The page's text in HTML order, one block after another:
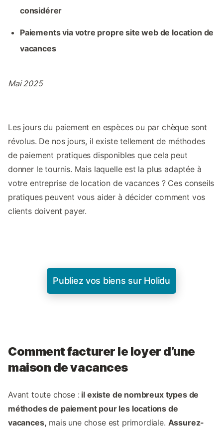
considérer
Paiements via votre propre site web de location de
vacances
Mai 2025
Les jours du paiement en espèces ou par chèque sont
révolus. De nos jours, il existe tellement de méthodes
de paiement pratiques disponibles que cela peut
donner le tournis. Mais laquelle est la plus adaptée à
votre entreprise de location de vacances ? Ces conseils
pratiques peuvent vous aider à décider comment vos
clients doivent payer.
Publiez vos biens sur Holidu
Comment facturer le loyer d’une
maison de vacances
Avant toute chose : il existe de nombreux types de
méthodes de paiement pour les locations de
vacances, mais une chose est primordiale. Assurez-